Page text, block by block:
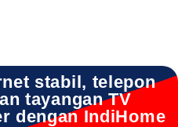
stabil, telepon
tayangan TV
dengan IndiHome